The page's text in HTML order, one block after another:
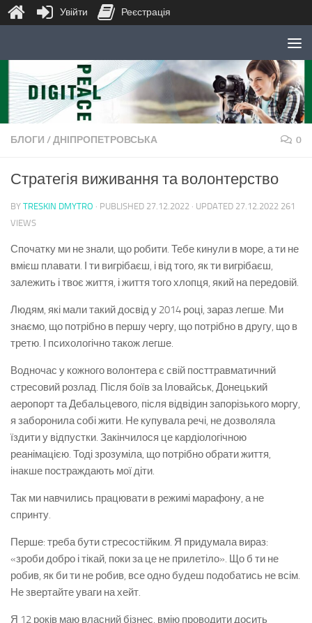
Skip to content
БЛОГИ /ДНІПРОПЕТРОВСЬКА 0
Стратегія виживання та волонтерство
BY TRESKIN DMYTRO · PUBLISHED 27.12.2022 · UPDATED 27.12.2022 261
VIEWS
Спочатку ми не знали, що робити. Тебе кинули в море, а ти не
вмієш плавати. І ти вигрібаєш, і від того, як ти вигрібаєш,
залежить і твоє життя, і життя того хлопця, який на передовій.
Людям, які мали такий досвід у 2014 році, зараз легше. Ми
знаємо, що потрібно в першу чергу, що потрібно в другу, що в
третю. І психологічно також легше.
Водночас у кожного волонтера є свій посттравматичний
стресовий розлад. Після боїв за Іловайськ, Донецький
аеропорт та Дебальцевого, після відвідин запорізького моргу,
я заборонила собі жити. Не купувала речі, не дозволяла
їздити у відпустки. Закінчилося це кардіологічною
реанімацією. Тоді зрозуміла, що потрібно обрати життя,
інакше постраждають мої діти.
Так ми навчились працювати в режимі марафону, а не
спринту.
Перше: треба бути стресостійким. Я придумала вираз:
«зроби добро і тікай, поки за це не прилетіло». Що б ти не
робив, як би ти не робив, все одно будеш подобатись не всім.
Не звертайте уваги на хейт.
Я 12 років маю власний бізнес, вмію проводити досить
Увійти Реєстрація